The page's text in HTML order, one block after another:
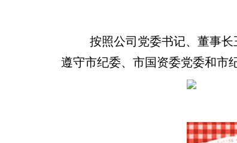
按照公司党委书记、董事长王
遵守市纪委、市国资委党委和市